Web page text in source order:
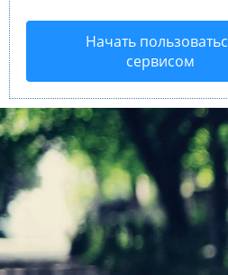
Начать
сервисом